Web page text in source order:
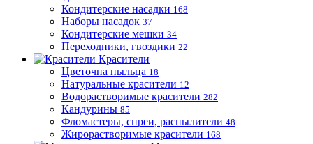
Кондитерские насадки 168
Наборы насадок 37
Кондитерские мешки 34
Переходники, гвоздики 22
Красители
Цветочна пыльца 18
Натуральные красители 12
Водорастворимые красители 282
Кандурины 85
Фломастеры, спреи, распылители 48
Жирорастворимые красители 168